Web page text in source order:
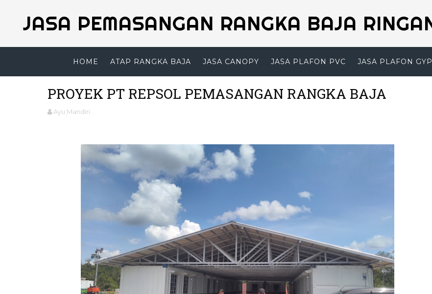
JASA PEMASANGAN RANGKA BAJA
HOME ATAP RANGKA BAJA JASA CANOPY JASA PLAFON PVC JASA PLAFON
PROYEK PT REPSOL PEMASANGAN RANGKA BAJA
Ayu Mandiri